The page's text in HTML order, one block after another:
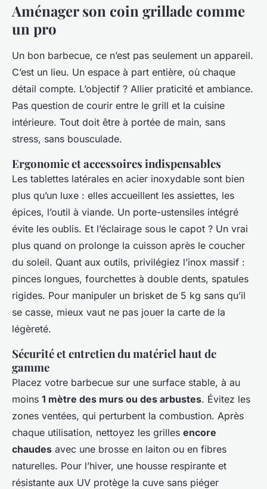
Aménager son coin grillade comme
un pro
Un bon barbecue, ce n’est pas seulement un appareil.
C’est un lieu. Un espace à part entière, où chaque
détail compte. L’objectif ? Allier praticité et ambiance.
Pas question de courir entre le grill et la cuisine
intérieure. Tout doit être à portée de main, sans
stress, sans bousculade.
Ergonomie et accessoires indispensables
Les tablettes latérales en acier inoxydable sont bien
plus qu’un luxe : elles accueillent les assiettes, les
épices, l’outil à viande. Un porte-ustensiles intégré
évite les oublis. Et l’éclairage sous le capot ? Un vrai
plus quand on prolonge la cuisson après le coucher
du soleil. Quant aux outils, privilégiez l’inox massif :
pinces longues, fourchettes à double dents, spatules
rigides. Pour manipuler un brisket de 5 kg sans qu’il
se casse, mieux vaut ne pas jouer la carte de la
légèreté.
Sécurité et entretien du matériel haut de
gamme
Placez votre barbecue sur une surface stable, à au
moins 1 mètre des murs ou des arbustes. Évitez les
zones ventées, qui perturbent la combustion. Après
chaque utilisation, nettoyez les grilles encore
chaudes avec une brosse en laiton ou en fibres
naturelles. Pour l’hiver, une housse respirante et
résistante aux UV protège la cuve sans piéger